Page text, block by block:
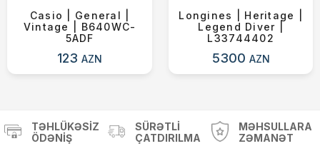
Casio | General |
Vintage | B640WC-
5ADF
123AZN
Longines | Heritage |
Legend Diver |
L33744402
5300 AZN
TƏHLÜKƏSIZ
ÖDƏNIŞ
SÜRƏTLI
ÇATDIRILMA
MƏHSULLARA
ZƏMANƏT